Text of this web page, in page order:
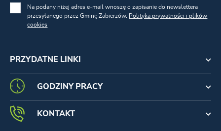
PRZYDATNE LINKI
Na podany niżej adres e-mail wnoszę o zapisanie do newslettera
przesyłanego przez Gminę Zabierzów. Polityka prywatności i plików
cookies
GODZINY PRACY
KONTAKT